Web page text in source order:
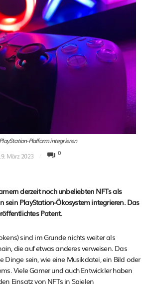
Plafform integrieren
März 2023 0
derzeit noch unbeliebten NFTs als
sein PlayStation-Ökosystem integrieren. Das
Patent.
sind im Grunde nichts weiter als
die auf etwas anderes verweisen. Das
Dinge sein, wie eine Musikdatei, ein Bild oder
Viele Gamer und auch Entwickler haben
Einsatz von NFTs in Spielen